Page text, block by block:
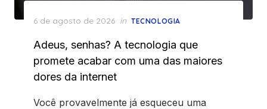
Posted
6 de agosto de 2026 in TECNOLOGIA
Adeus, senhas? A tecnologia que
promete acabar com uma das maiores
dores da internet
Você provavelmente já esqueceu uma